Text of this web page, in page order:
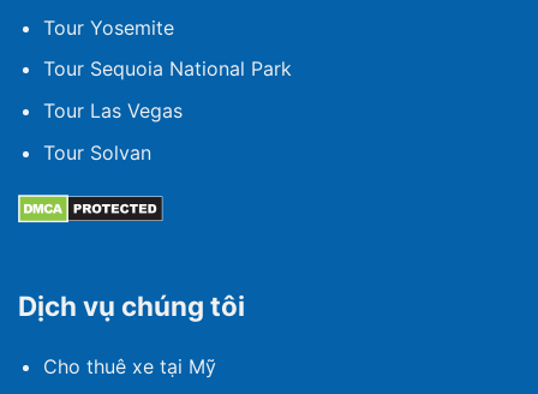
Tour Yosemite
Tour Sequoia National Park
Tour Las Vegas
Tour Solvan
Dịch vụ chúng tôi
Cho thuê xe tại Mỹ